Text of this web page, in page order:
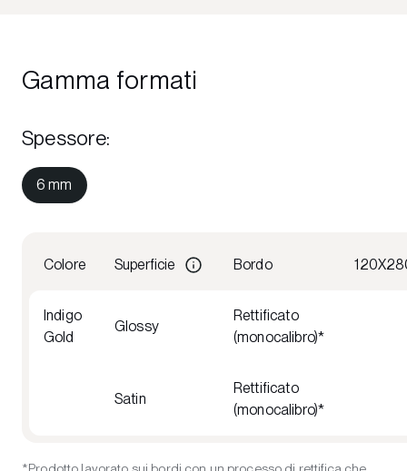
Gamma formati
Spessore:
6 mm
Colore Superficie Bordo
Indigo
Gold
Glossy
Rettificato
(monocalibro)*
Satin
Rettificato
(monocalibro)*